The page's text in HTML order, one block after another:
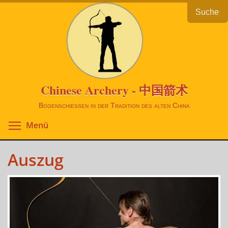
Direkt
Suche
Chinese Archery - 中国箭术
Bogenschießen in der Tradition des alten China
Menü
Auszug